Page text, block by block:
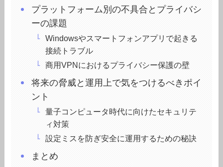
プラットフォーム別の不具合とプライバシ
ーの課題
Windowsやスマートフォンアプリで起きる
接続トラブル
商用VPNにおけるプライバシー保護の壁
将来の脅威と運用上で気をつけるべきポイ
ント
量子コンピュータ時代に向けたセキュリテ
ィ対策
設定ミスを防ぎ安全に運用するための秘訣
まとめ